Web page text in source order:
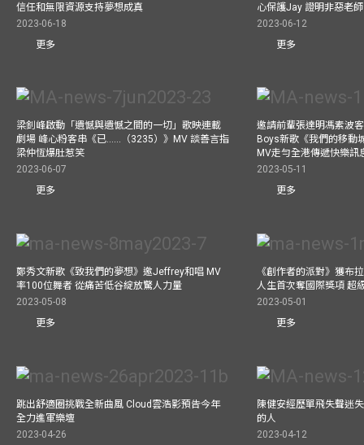
信任和無限資源支持夢想成真
2023-06-18
更多
心保護Jay 證明非惡老
2023-06-12
更多
梁釗峰啟動「遺憾與遺憾之間的一切」歌映連載
劇場 峰心粉客串《已……（3235）》MV 談善言指
梁仲恆爆肚惹笑
2023-06-07
更多
邀請前輩張達明馮素波
Boys新歌《我們的移動
MV走勻全港傳遞快樂訊
2023-05-11
更多
鄭秀文新歌《致我們的夢想》邀Jeffrey和唱 MV
率100位舞者 從痛苦低谷綻放驚人力量
2023-05-08
更多
《創作者的派對》獲布
人生首次奪國際獎項 超
2023-05-01
更多
跳出舒適圈挑戰全新曲風 Cloud雲浩影預告今年
全力進軍樂壇
2023-04-26
陳健安經歷單飛失聲迷
的人
2023-04-12